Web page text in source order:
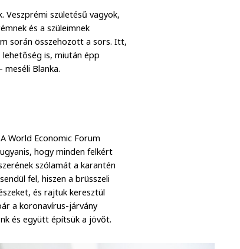
Veszprémi születésű vagyok,
és a szüleimnek
során összehozott a sors. Itt,
is, miután épp
Blanka.
World Economic Forum
hogy minden felkért
szólamát a karantén
fel, hiszen a brüsszeli
és rajtuk keresztül
a koronavírus-járvány
és együtt építsük a jövőt.